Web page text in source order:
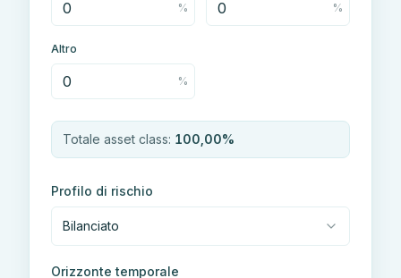
% %
Altro
%
Totale asset class: 100,00%
Profilo di rischio
Bilanciato
Orizzonte temporale